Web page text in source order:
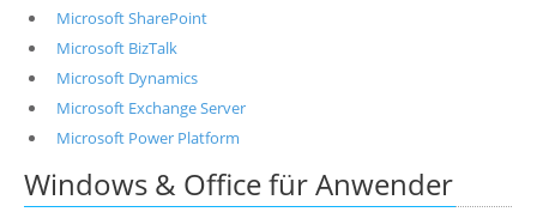
Microsoft SharePoint
Microsoft BizTalk
Microsoft Dynamics
Microsoft Exchange Server
Microsoft Power Platform
Windows & Office für Anwender